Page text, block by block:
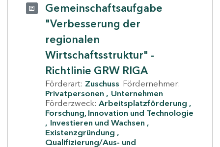
Gemeinschaftsaufgabe
"Verbesserung der
regionalen
Wirtschaftsstruktur" -
Richtlinie GRW RIGA
Förderart: Zuschuss Fördernehmer:
Privatpersonen
Unternehmen
Förderzweck: Arbeitsplatzförderung
Forschung, Innovation und Technologie
Investieren und Wachsen
Existenzgründung
Qualifizierung/Aus- und